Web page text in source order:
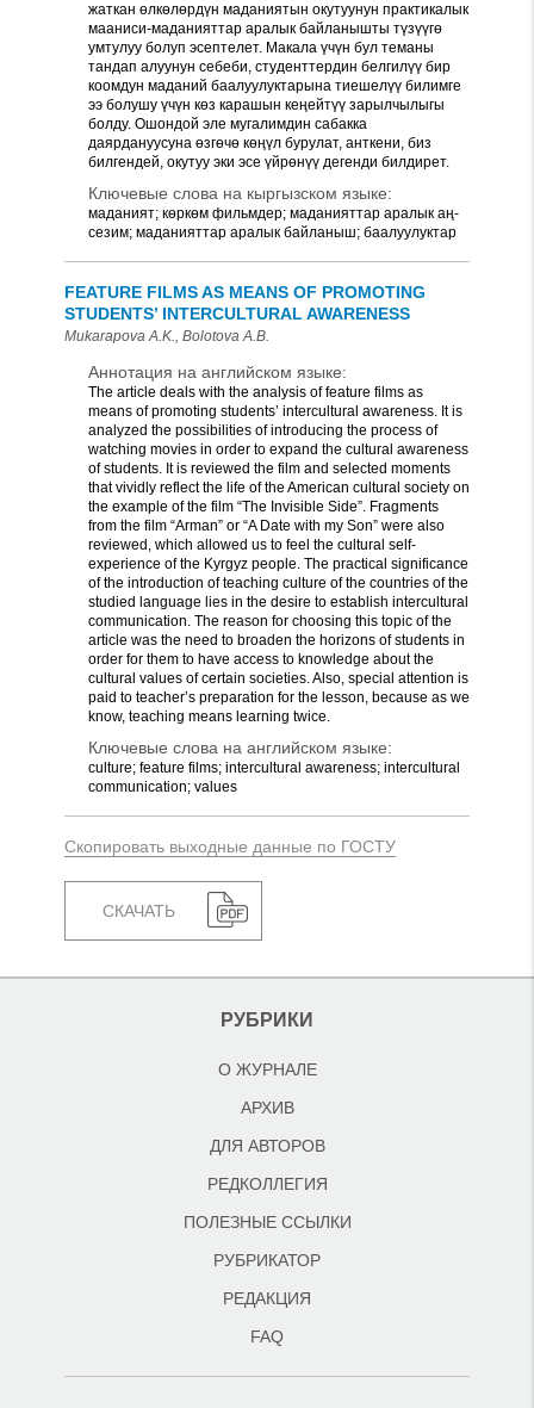
жаткан өлкөлөрдүн маданиятын окутуунун практикалык
мааниси-маданияттар аралык байланышты түзүүгө
умтулуу болуп эсептелет. Макала үчүн бул теманы
тандап алуунун себеби, студенттердин белгилүү бир
коомдун маданий баалуулуктарына тиешелүү билимге
ээ болушу үчүн көз карашын кеңейтүү зарылчылыгы
болду. Ошондой эле мугалимдин сабакка
даярдануусуна өзгөчө көңүл бурулат, анткени, биз
билгендей, окутуу эки эсе үйрөнүү дегенди билдирет.
Ключевые слова на кыргызском языке:
маданият; көркөм фильмдер; маданияттар аралык аң-
сезим; маданияттар аралык байланыш; баалуулуктар
FEATURE FILMS AS MEANS OF PROMOTING
STUDENTS’ INTERCULTURAL AWARENESS
Mukarapova A.K., Bolotova A.B.
Аннотация на английском языке:
The article deals with the analysis of feature films as
means of promoting students’ intercultural awareness. It is
analyzed the possibilities of introducing the process of
watching movies in order to expand the cultural awareness
of students. It is reviewed the film and selected moments
that vividly reflect the life of the American cultural society on
the example of the film “The Invisible Side”. Fragments
from the film “Arman” or “A Date with my Son” were also
reviewed, which allowed us to feel the cultural self-
experience of the Kyrgyz people. The practical significance
of the introduction of teaching culture of the countries of the
studied language lies in the desire to establish intercultural
communication. The reason for choosing this topic of the
article was the need to broaden the horizons of students in
order for them to have access to knowledge about the
cultural values of certain societies. Also, special attention is
paid to teacher’s preparation for the lesson, because as we
know, teaching means learning twice.
Ключевые слова на английском языке:
culture; feature films; intercultural awareness; intercultural
communication; values
Скопировать выходные данные по ГОСТУ
СКАЧАТЬ
РУБРИКИ
О ЖУРНАЛЕ
АРХИВ
ДЛЯ АВТОРОВ
РЕДКОЛЛЕГИЯ
ПОЛЕЗНЫЕ ССЫЛКИ
РУБРИКАТОР
РЕДАКЦИЯ
FAQ